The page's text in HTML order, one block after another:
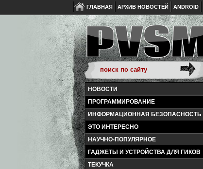
ГЛАВНАЯ АРХИВ НОВОСТЕЙ ANDROID
НОВОСТИ
ПРОГРАММИРОВАНИЕ
ИНФОРМАЦИОННАЯ БЕЗОПАСНОСТЬ
ЭТО ИНТЕРЕСНО
НАУЧНО-ПОПУЛЯРНОЕ
ГАДЖЕТЫ И УСТРОЙСТВА ДЛЯ ГИКОВ
ТЕКУЧКА